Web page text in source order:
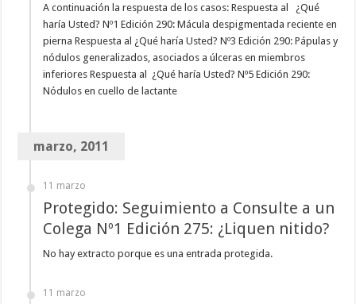
A continuación la respuesta de los casos: Respuesta al ¿Qué
haría Usted? Nº1 Edición 290: Mácula despigmentada reciente en
pierna Respuesta al ¿Qué haría Usted? Nº3 Edición 290: Pápulas y
nódulos generalizados, asociados a úlceras en miembros
inferiores Respuesta al ¿Qué haría Usted? Nº5 Edición 290:
Nódulos en cuello de lactante
marzo, 2011
11 marzo
Protegido: Seguimiento a Consulte a un
Colega Nº1 Edición 275: ¿Liquen nitido?
No hay extracto porque es una entrada protegida.
11 marzo